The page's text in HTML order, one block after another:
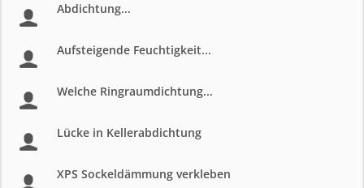
Abdichtung...
Aufsteigende Feuchtigkeit...
Welche Ringraumdichtung...
Lücke in Kellerabdichtung
XPS Sockeldämmung verkleben